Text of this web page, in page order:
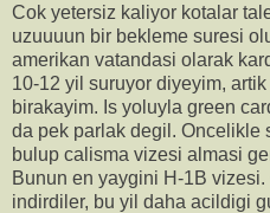
Cok yetersiz kaliyor kotalar
uzuuuun bir bekleme suresi
amerikan vatandasi olarak
10-12 yil suruyor diyeyim,
birakayim. Is yoluyla green
da pek parlak degil. Oncelikle
bulup calisma vizesi almasi
Bunun en yaygini H-1B
indirdiler, bu yil daha acildigi